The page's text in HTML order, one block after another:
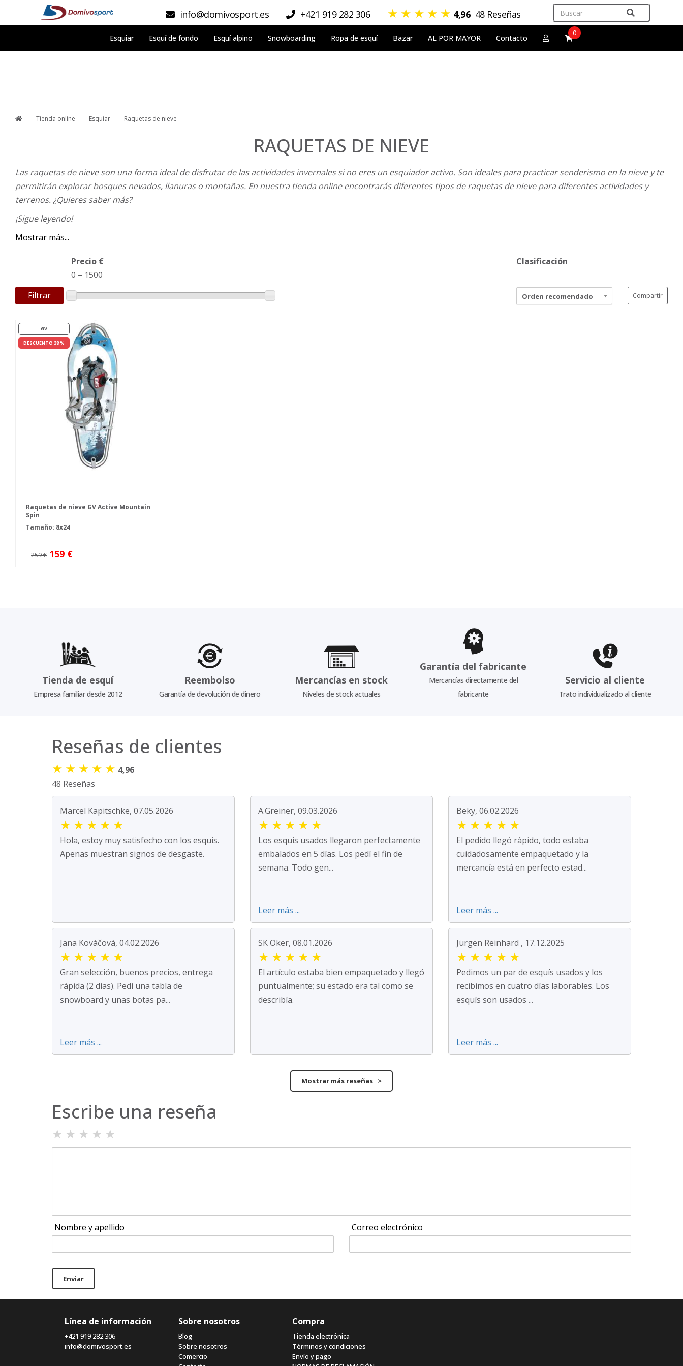
info@domivosport.es +421 919 282 306 ★ ★ ★ ★ ★ 4,96 48 Reseñas
Esquiar Esquí de fondo Esquí alpino Snowboarding Ropa de esquí Bazar AL POR MAYOR Contacto
0
Tienda online Esquiar Raquetas de nieve
RAQUETAS DE NIEVE
Las raquetas de nieve son una forma ideal de disfrutar de las actividades invernales si no eres un esquiador activo. Son ideales para practicar senderismo en la nieve y te
permitirán explorar bosques nevados, llanuras o montañas. En nuestra tienda online encontrarás diferentes tipos de raquetas de nieve para diferentes actividades y
terrenos. ¿Quieres saber más?
¡Sigue leyendo!
Mostrar más...
Filtrar
Precio €
0 – 1500
Clasificación
Orden recomendado Compartir
GV
DESCUENTO 38 %
Raquetas de nieve GV Active Mountain
Spin
Tamaño: 8x24
259 € 159 €
Tienda de esquí
Empresa familiar desde 2012
Reembolso
Garantía de devolución de dinero
Mercancías en stock
Niveles de stock actuales
Garantía del fabricante
Mercancías directamente del
fabricante
Servicio al cliente
Trato individualizado al cliente
Reseñas de clientes
★ ★ ★ ★ ★ 4,96
48 Reseñas
Marcel Kapitschke, 07.05.2026
★ ★ ★ ★ ★
Hola, estoy muy satisfecho con los esquís.
Apenas muestran signos de desgaste.
A.Greiner, 09.03.2026
★ ★ ★ ★ ★
Los esquís usados llegaron perfectamente
embalados en 5 días. Los pedí el fin de
semana. Todo gen...
Leer más ...
Beky, 06.02.2026
★ ★ ★ ★ ★
El pedido llegó rápido, todo estaba
cuidadosamente empaquetado y la
mercancía está en perfecto estad...
Leer más ...
Jana Kováčová, 04.02.2026
★ ★ ★ ★ ★
Gran selección, buenos precios, entrega
rápida (2 días). Pedí una tabla de
snowboard y unas botas pa...
Leer más ...
SK Oker, 08.01.2026
★ ★ ★ ★ ★
El artículo estaba bien empaquetado y llegó
puntualmente; su estado era tal como se
describía.
Jürgen Reinhard , 17.12.2025
★ ★ ★ ★ ★
Pedimos un par de esquís usados y los
recibimos en cuatro días laborables. Los
esquís son usados ...
Leer más ...
Mostrar más reseñas >
Escribe una reseña
★ ★ ★ ★ ★
Nombre y apellido Correo electrónico
Enviar
Línea de información
+421 919 282 306
info@domivosport.es
Sobre nosotros
Blog
Sobre nosotros
Comercio
Compra
Tienda electrónica
Términos y condiciones
Envío y pago